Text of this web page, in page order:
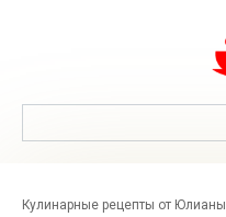
Кулинарные рецепты от Юлианы